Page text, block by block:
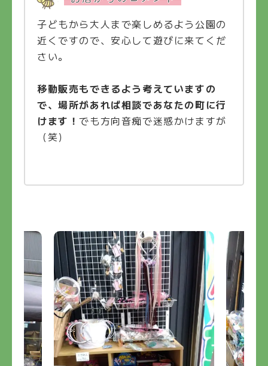
子どもから大人まで楽しめるよう公園の
近くですので、安心して遊びに来てくだ
さい。
移動販売もできるよう考えていますの
で、場所があれば相談であなたの町に行
けます！でも方向音痴で迷惑かけますが
（笑）